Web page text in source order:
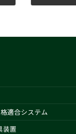
適合システム
装置